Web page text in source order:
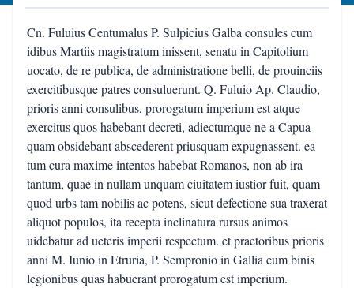
Cn. Fuluius Centumalus P. Sulpicius Galba consules cum
idibus Martiis magistratum inissent, senatu in Capitolium
uocato, de re publica, de administratione belli, de prouinciis
exercitibusque patres consuluerunt. Q. Fuluio Ap. Claudio,
prioris anni consulibus, prorogatum imperium est atque
exercitus quos habebant decreti, adiectumque ne a Capua
quam obsidebant abscederent priusquam expugnassent. ea
tum cura maxime intentos habebat Romanos, non ab ira
tantum, quae in nullam unquam ciuitatem iustior fuit, quam
quod urbs tam nobilis ac potens, sicut defectione sua traxerat
aliquot populos, ita recepta inclinatura rursus animos
uidebatur ad ueteris imperii respectum. et praetoribus prioris
anni M. Iunio in Etruria, P. Sempronio in Gallia cum binis
legionibus quas habuerant prorogatum est imperium.